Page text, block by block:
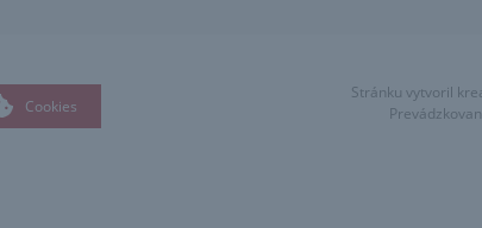
Cookies
Stránku vytvoril